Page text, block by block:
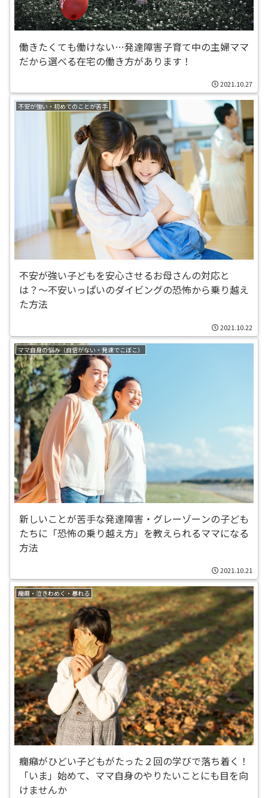
働きたくても働けない…発達障害子育て中の主婦ママ
だから選べる在宅の働き方があります！
2021.10.27
不安が強い・初めてのことが苦手
不安が強い子どもを安心させるお母さんの対応と
は？〜不安いっぱいのダイビングの恐怖から乗り越え
た方法
2021.10.22
ママ自身の悩み（自信がない・発達でこぼこ）
新しいことが苦手な発達障害・グレーゾーンの子ども
たちに「恐怖の乗り越え方」を教えられるママになる
方法
2021.10.21
癇癪・泣きわめく・暴れる
癇癪がひどい子どもがたった２回の学びで落ち着く！
「いま」始めて、ママ自身のやりたいことにも目を向
けませんか